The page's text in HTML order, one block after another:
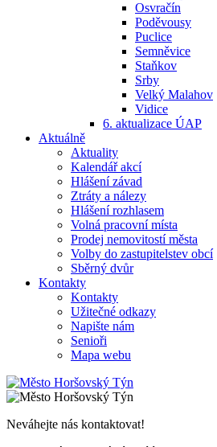
Osvračín
Poděvousy
Puclice
Semněvice
Staňkov
Srby
Velký Malahov
Vidice
6. aktualizace ÚAP
Aktuálně
Aktuality
Kalendář akcí
Hlášení závad
Ztráty a nálezy
Hlášení rozhlasem
Volná pracovní místa
Prodej nemovitostí města
Volby do zastupitelstev obcí
Sběrný dvůr
Kontakty
Kontakty
Užitečné odkazy
Napište nám
Senioři
Mapa webu
Neváhejte nás kontaktovat!